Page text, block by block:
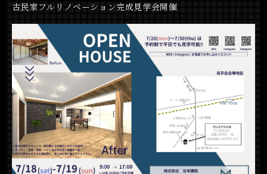
古民家フルリノベーション完成見学会開催